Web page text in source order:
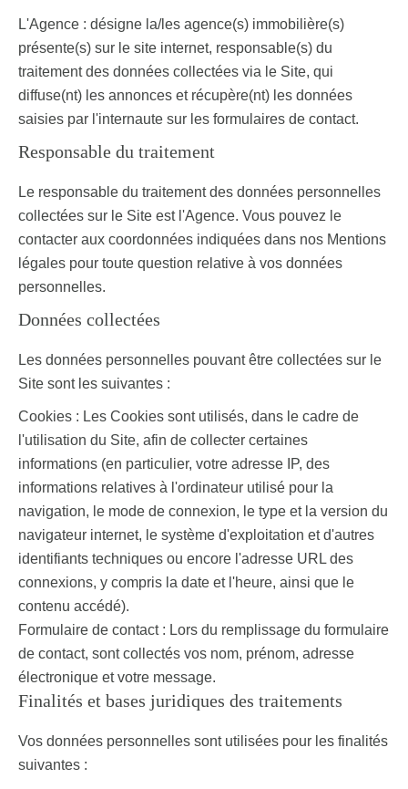
L'Agence : désigne la/les agence(s) immobilière(s)
présente(s) sur le site internet, responsable(s) du
traitement des données collectées via le Site, qui
diffuse(nt) les annonces et récupère(nt) les données
saisies par l'internaute sur les formulaires de contact.
Responsable du traitement
Le responsable du traitement des données personnelles
collectées sur le Site est l'Agence. Vous pouvez le
contacter aux coordonnées indiquées dans nos Mentions
légales pour toute question relative à vos données
personnelles.
Données collectées
Les données personnelles pouvant être collectées sur le
Site sont les suivantes :
Cookies : Les Cookies sont utilisés, dans le cadre de
l'utilisation du Site, afin de collecter certaines
informations (en particulier, votre adresse IP, des
informations relatives à l'ordinateur utilisé pour la
navigation, le mode de connexion, le type et la version du
navigateur internet, le système d'exploitation et d'autres
identifiants techniques ou encore l'adresse URL des
connexions, y compris la date et l'heure, ainsi que le
contenu accédé).
Formulaire de contact : Lors du remplissage du formulaire
de contact, sont collectés vos nom, prénom, adresse
électronique et votre message.
Finalités et bases juridiques des traitements
Vos données personnelles sont utilisées pour les finalités
suivantes :